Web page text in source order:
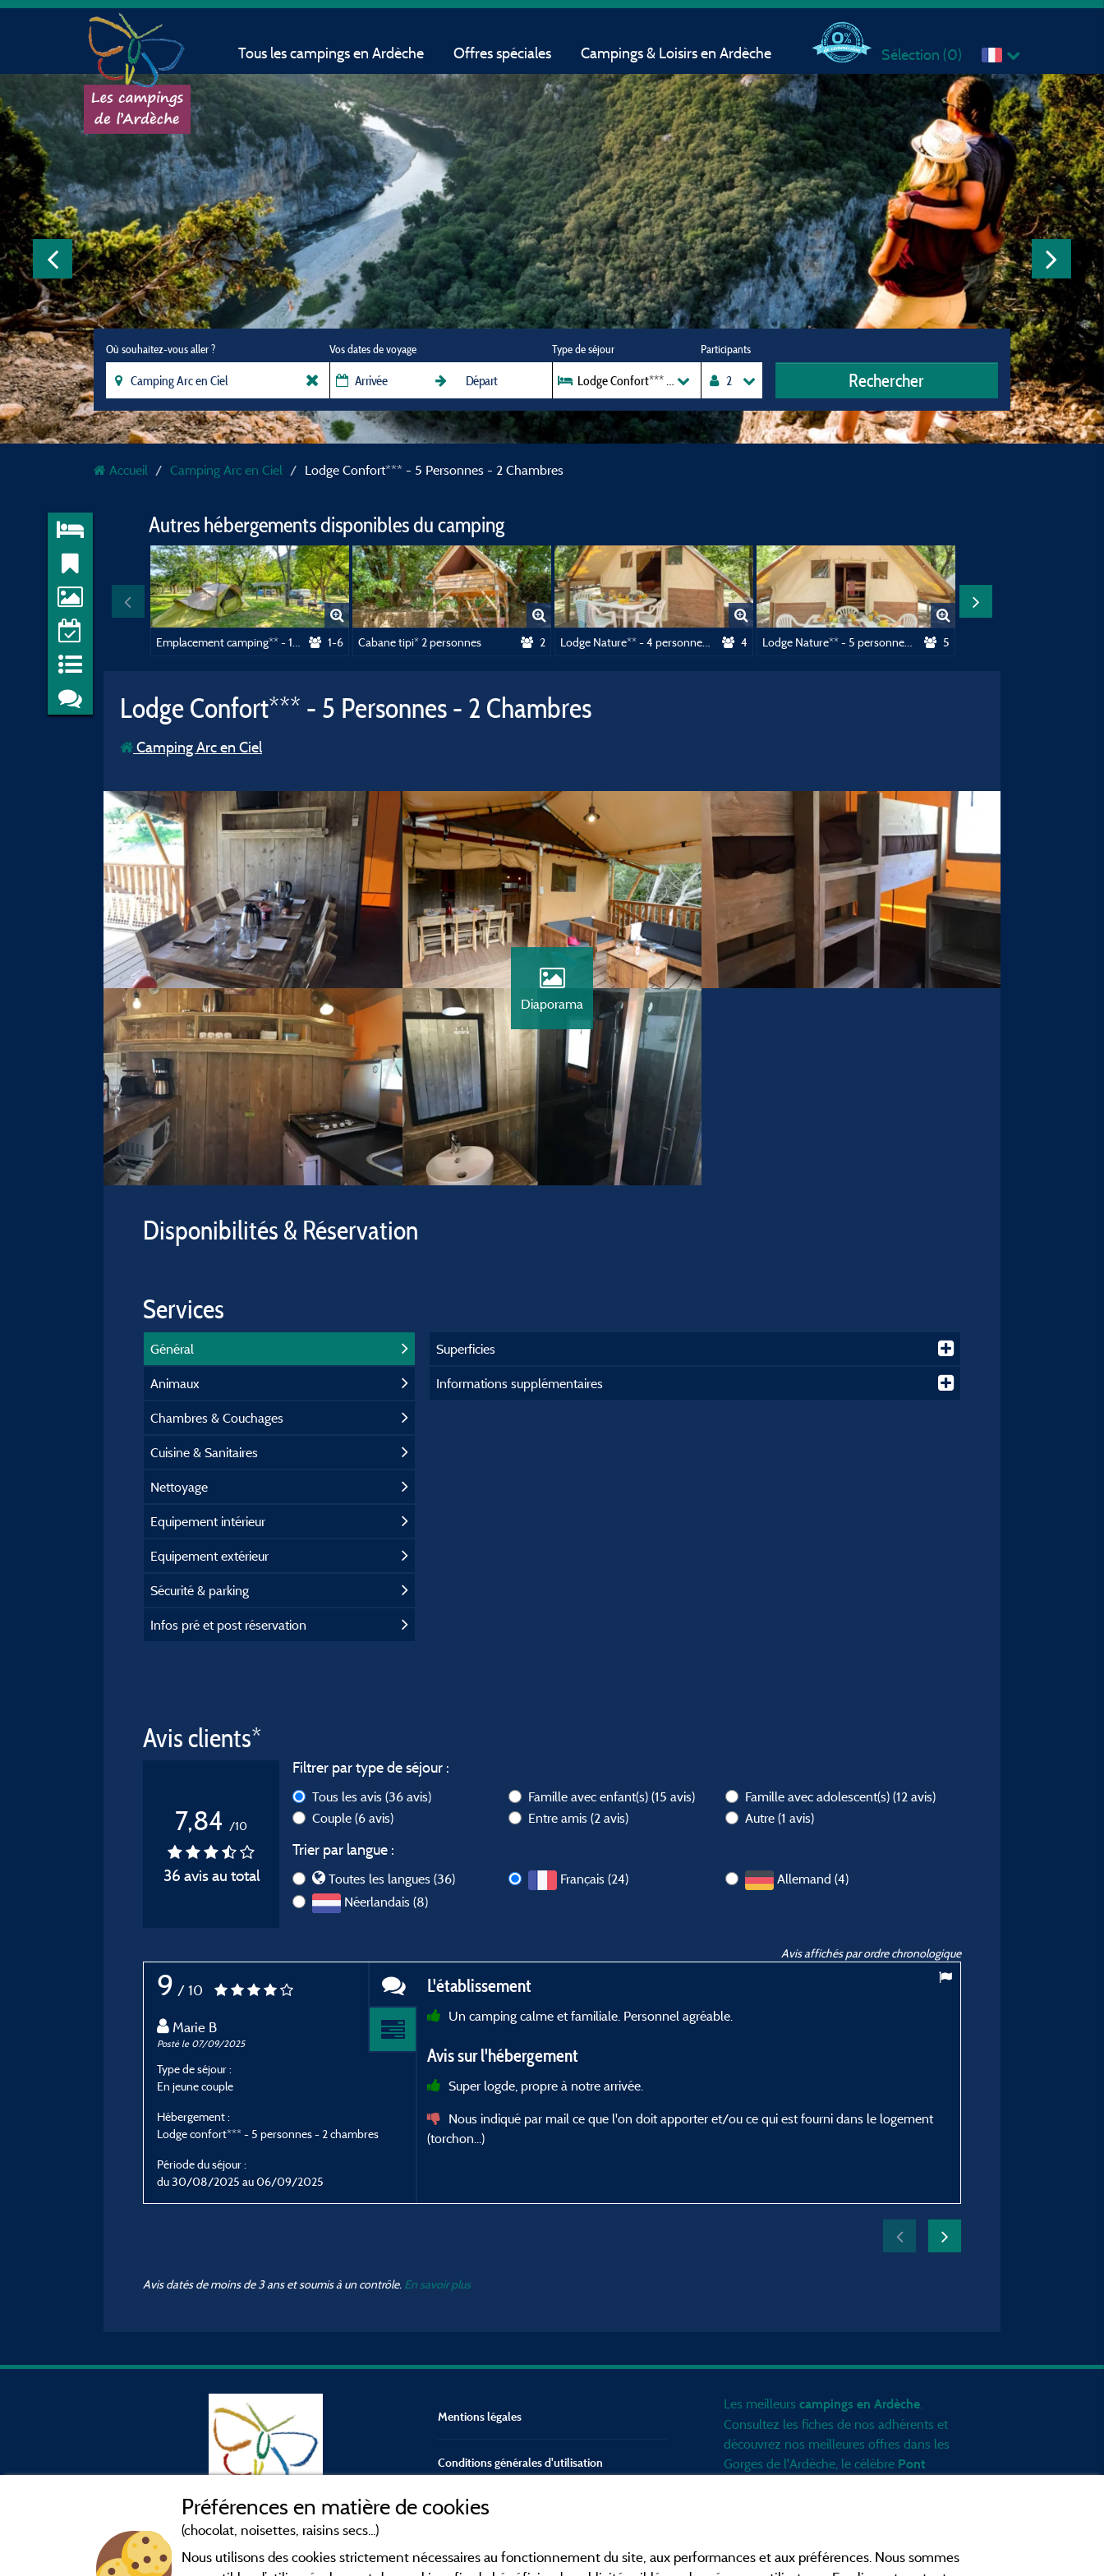
Tous les campings en Ardèche Offres spéciales Campings & Loisirs en Ardèche Sélection (0)
Où souhaitez-vous aller ? Vos dates de voyage Type de séjour
Lodge Confort*** - 5 Personnes - 2 Chambres
Participants
Rechercher
Accueil Camping Arc en Ciel Lodge Confort*** - 5 Personnes - 2 Chambres
Autres hébergements disponibles du camping
1-6 Cabane tipi* 2 personnes 2 Lodge Nature** - 4 personnes - 2 chambres - Sans sanitaire 4 Lodge Nature** - 5 personnes - 2 chambres - Sans sanitaire 5
Lodge Confort*** - 5 Personnes - 2 Chambres
Camping Arc en Ciel
Diaporama
Disponibilités & Réservation
Services
Général
Animaux
Chambres & Couchages
Cuisine & Sanitaires
Nettoyage
Equipement intérieur
Equipement extérieur
Sécurité & parking
Infos pré et post réservation
Superficies
Informations supplémentaires
Avis clients*
7,84 /10
36 avis au total
Filtrer par type de séjour :
Tous les avis (36 avis) Famille avec enfant(s)(15 avis) Famille avec adolescent(s) (12 avis)
Couple (6 avis) Entre amis(2 avis) Autre (1 avis)
Trier par langue :
Toutes les langues (36) Français (24)
Allemand (4)
Néerlandais (8)
Avis affichés par ordre chronologique
9 / 10
Marie B
Posté le 07/09/2025
Type de séjour :
En jeune couple
Hébergement :
Lodge confort*** - 5 personnes - 2 chambres
Période du séjour :
du 30/08/2025 au 06/09/2025
L'établissement
Un camping calme et familiale. Personnel agréable.
Avis sur l'hébergement
Super logde, propre à notre arrivée.
Nous indiqué par mail ce que l'on doit apporter et/ou ce qui est fourni dans le logement
(torchon...)
Avis datés de moins de 3 ans et soumis à un contrôle. En savoir plus
Mentions légales
Conditions générales d'utilisation
Contact
CGV
Les meilleurscampings en Ardèche.
Consultez les fiches de nos adhérents et
découvrez nos meilleures offres dans les
Gorges de l'Ardèche, le célèbre Pont
pour réserver votre séjour préféré.
Préférences en matière de cookies
(chocolat, noisettes, raisins secs...)
Nous utilisons des cookies strictement nécessaires au fonctionnement du site, aux performances et aux préférences. Nous sommes